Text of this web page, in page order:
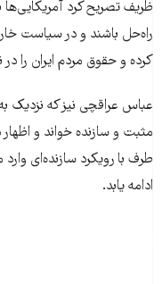
ظریف تصریح کرد آمریکایی‌ها
راه‌حل باشند و در سیاست
کرده و حقوق مردم ایران را در
عباس عراقچی نیز که نزدیک
مثبت و سازنده خواند و
طرف با رویکرد سازنده‌ای
ادامه یابد.